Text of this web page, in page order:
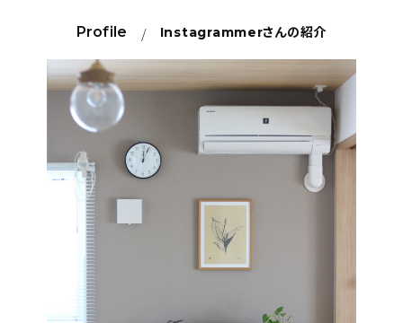
Profile Instagrammerさんの紹介